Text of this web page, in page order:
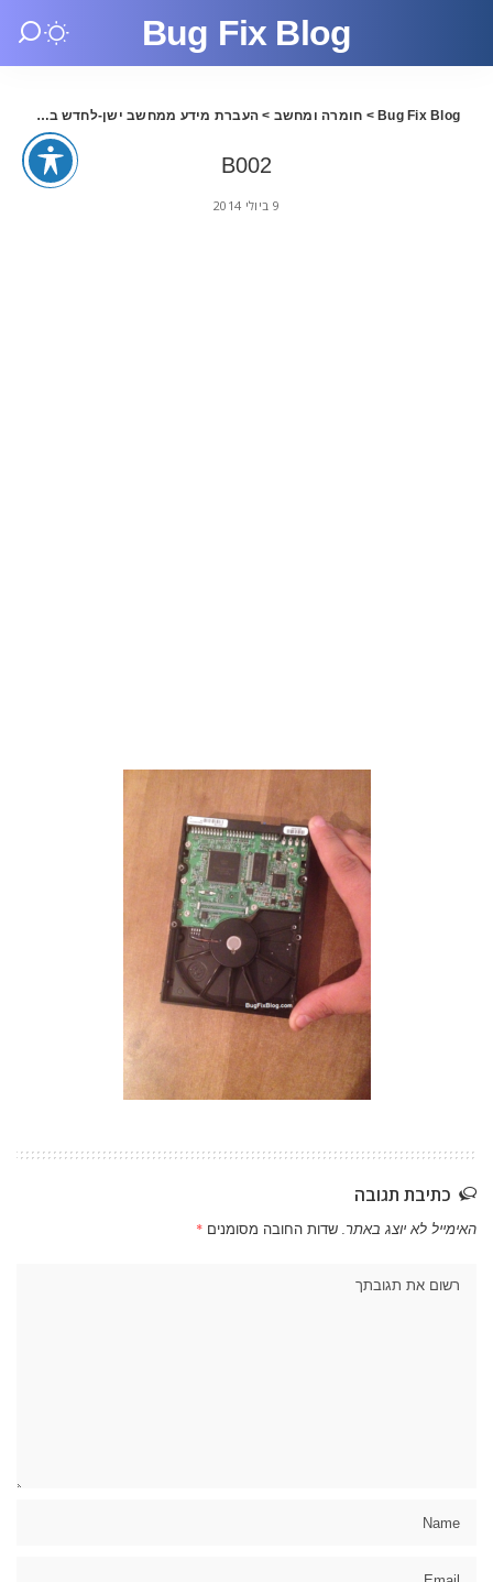
Bug Fix Blog
Bug Fix Blog
> חומרה ומחשב > העברת מידע ממחשב ישן-לחדש בדרך המהירה ביותר
B002
9 ביולי 2014
כתיבת תגובה
האימייל לא יוצג באתר. שדות החובה מסומנים *